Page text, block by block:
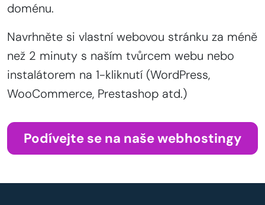
doménu.
Navrhněte si vlastní webovou stránku za méně
než 2 minuty s naším tvůrcem webu nebo
instalátorem na 1-kliknutí (WordPress,
WooCommerce, Prestashop atd.)
Podívejte se na naše webhostingy